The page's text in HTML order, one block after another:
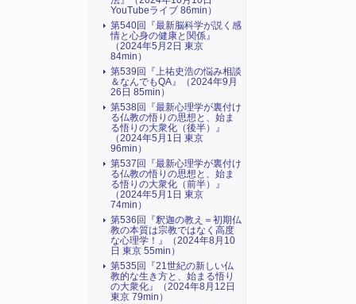
YouTubeライブ 86min）
第540回『最新脳科学が説く感
情と心身の健康と関係』
（2024年5月2日 東京
84min）
第539回『上祐史浩の悩み相談
＆なんでもQA』（2024年9月
26日 85min）
第538回『最新心理学が裏付け
る仏教の悟りの思想と、始ま
る悟りの大衆化（後半）』
（2024年5月1日 東京
96min）
第537回『最新心理学が裏付け
る仏教の悟りの思想と、始ま
る悟りの大衆化（前半）』
（2024年5月1日 東京
74min）
第536回『釈迦の教え＝初期仏
教の本質は宗教ではなく高度
な心理学！』（2024年8月10
日 東京 55min）
第535回『21世紀の新しい仏
教的な生き方と、始まる悟り
の大衆化』（2024年8月12日
東京 79min）